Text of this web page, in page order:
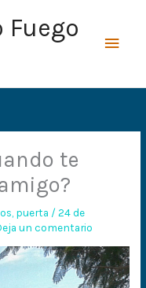
te
puerta /24 de
un comentario